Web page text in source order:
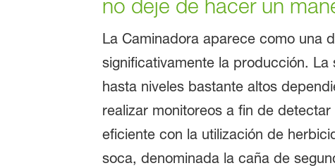
no deje de hacer un
La Caminadora aparece como una
significativamente la producción.
hasta niveles bastante altos
realizar monitoreos a fin de
eficiente con la utilización de
soca, denominada la caña de